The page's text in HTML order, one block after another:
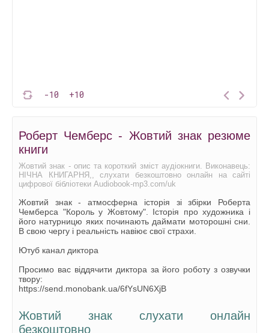
-10 +10
Роберт Чемберс - Жовтий знак резюме
книги
Жовтий знак - опис та короткий зміст аудіокниги. Виконавець:
НІЧНА КНИГАРНЯ,, слухати безкоштовно онлайн на сайті
цифрової бібліотеки Audiobook-mp3.com/uk
Жовтий знак - атмосферна історія зі збірки Роберта
Чемберса "Король у Жовтому". Історія про художника і
його натурницю яких починають даймати моторошні сни.
В свою чергу і реальність навіює свої страхи.
Ютуб канал диктора
Просимо вас віддячити диктора за його роботу з озвучки
твору:
https://send.monobank.ua/6fYsUN6XjB
Жовтий знак слухати онлайн
безкоштовно